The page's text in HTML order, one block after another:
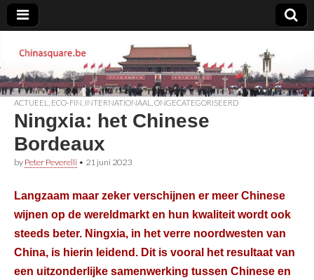
Chinasquare.be
ACTUEEL ECO-FIN INTERNATIONAAL ONGECATEGORISEERD
Ningxia: het Chinese
Bordeaux
by Peter Peverelli • 21 juni 2023
Langzaam maar zeker verschijnen er meer Chinese
wijnen op de wereldmarkt en hun kwaliteit wordt ook
steeds beter. Ningxia, in het verre noordwesten van
China, is hierin leidend. Dit is vooral het resultaat van
een uitzonderlijke samenwerking tussen Chinese en